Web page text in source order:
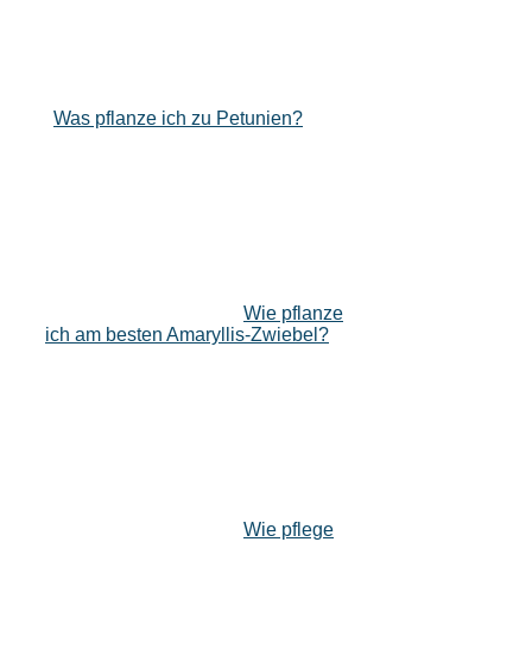
Was pflanze ich zu Petunien?
Wie pflanze
ich am besten Amaryllis-Zwiebel?
Wie pflege